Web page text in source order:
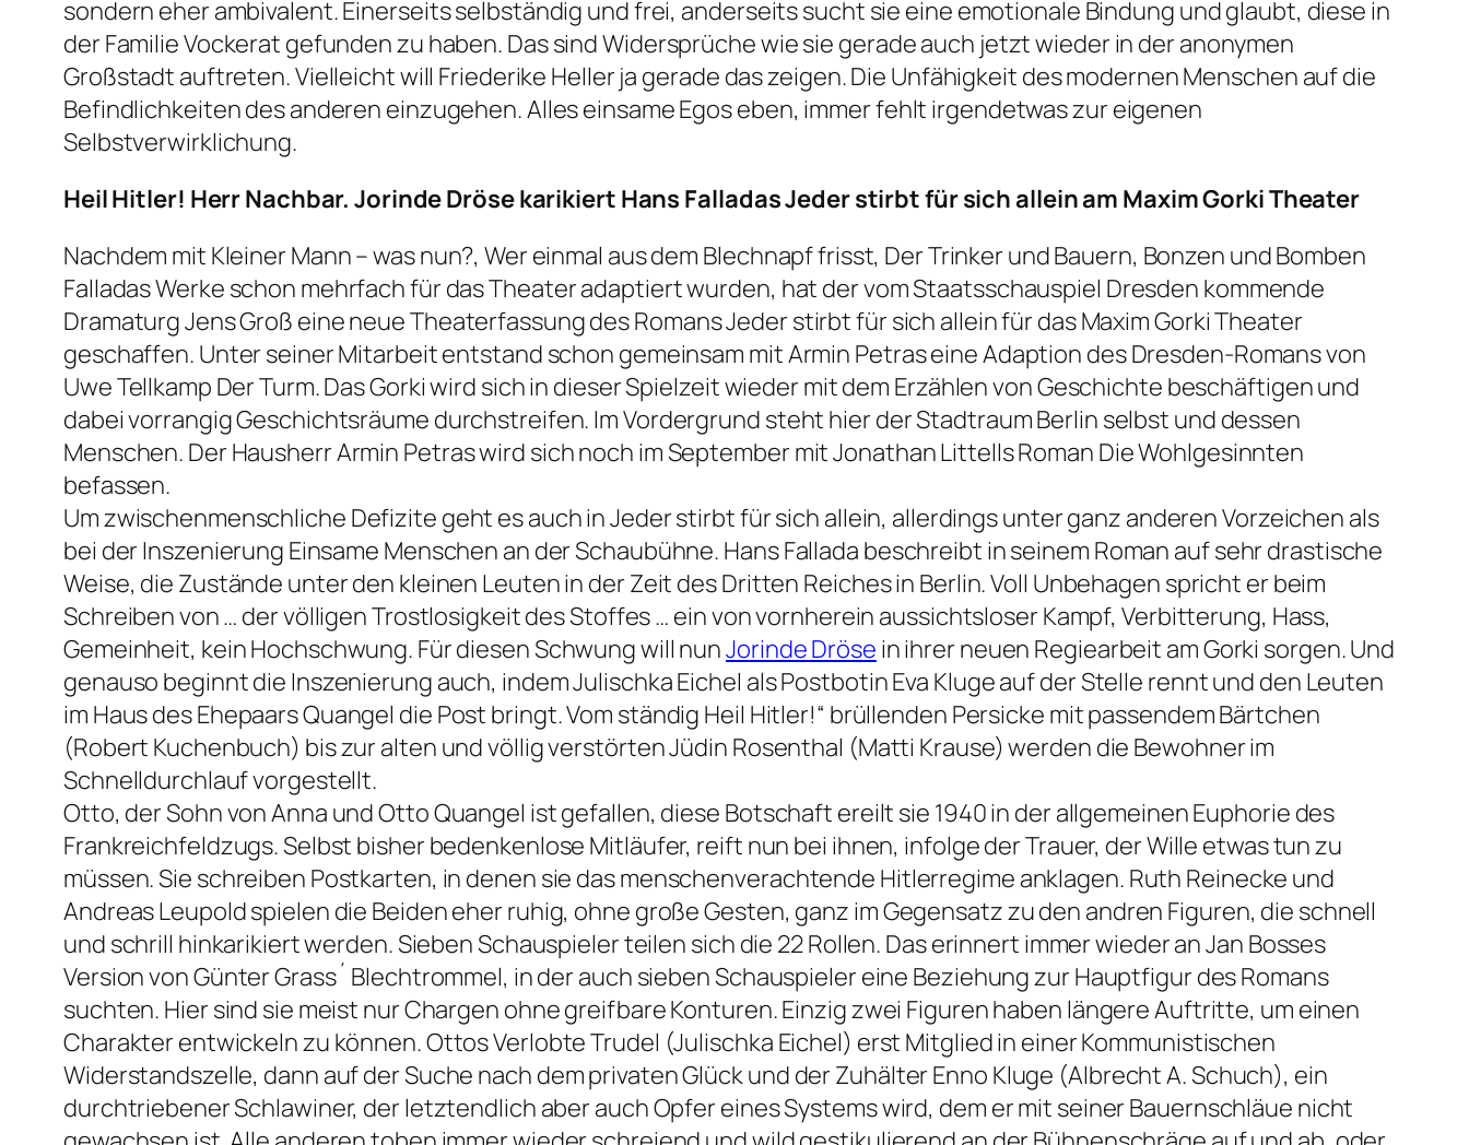
sondern eher ambivalent. Einerseits selbständig und frei, anderseits sucht sie eine emotionale Bindung und glaubt, diese in
der Familie Vockerat gefunden zu haben. Das sind Widersprüche wie sie gerade auch jetzt wieder in der anonymen
Großstadt auftreten. Vielleicht will Friederike Heller ja gerade das zeigen. Die Unfähigkeit des modernen Menschen auf die
Befindlichkeiten des anderen einzugehen. Alles einsame Egos eben, immer fehlt irgendetwas zur eigenen
Selbstverwirklichung.
Heil Hitler! Herr Nachbar. Jorinde Dröse karikiert Hans Falladas Jeder stirbt für sich allein am Maxim Gorki Theater
Nachdem mit Kleiner Mann – was nun?, Wer einmal aus dem Blechnapf frisst, Der Trinker und Bauern, Bonzen und Bomben
Falladas Werke schon mehrfach für das Theater adaptiert wurden, hat der vom Staatsschauspiel Dresden kommende
Dramaturg Jens Groß eine neue Theaterfassung des Romans Jeder stirbt für sich allein für das Maxim Gorki Theater
geschaffen. Unter seiner Mitarbeit entstand schon gemeinsam mit Armin Petras eine Adaption des Dresden-Romans von
Uwe Tellkamp Der Turm. Das Gorki wird sich in dieser Spielzeit wieder mit dem Erzählen von Geschichte beschäftigen und
dabei vorrangig Geschichtsräume durchstreifen. Im Vordergrund steht hier der Stadtraum Berlin selbst und dessen
Menschen. Der Hausherr Armin Petras wird sich noch im September mit Jonathan Littells Roman Die Wohlgesinnten
befassen.
Um zwischenmenschliche Defizite geht es auch in Jeder stirbt für sich allein, allerdings unter ganz anderen Vorzeichen als
bei der Inszenierung Einsame Menschen an der Schaubühne. Hans Fallada beschreibt in seinem Roman auf sehr drastische
Weise, die Zustände unter den kleinen Leuten in der Zeit des Dritten Reiches in Berlin. Voll Unbehagen spricht er beim
Schreiben von … der völligen Trostlosigkeit des Stoffes … ein von vornherein aussichtsloser Kampf, Verbitterung, Hass,
Gemeinheit, kein Hochschwung. Für diesen Schwung will nunJorinde Dröse in ihrer neuen Regiearbeit am Gorki sorgen. Und
genauso beginnt die Inszenierung auch, indem Julischka Eichel als Postbotin Eva Kluge auf der Stelle rennt und den Leuten
im Haus des Ehepaars Quangel die Post bringt. Vom ständig Heil Hitler!“ brüllenden Persicke mit passendem Bärtchen
(Robert Kuchenbuch) bis zur alten und völlig verstörten Jüdin Rosenthal (Matti Krause) werden die Bewohner im
Schnelldurchlauf vorgestellt.
Otto, der Sohn von Anna und Otto Quangel ist gefallen, diese Botschaft ereilt sie 1940 in der allgemeinen Euphorie des
Frankreichfeldzugs. Selbst bisher bedenkenlose Mitläufer, reift nun bei ihnen, infolge der Trauer, der Wille etwas tun zu
müssen. Sie schreiben Postkarten, in denen sie das menschenverachtende Hitlerregime anklagen. Ruth Reinecke und
Andreas Leupold spielen die Beiden eher ruhig, ohne große Gesten, ganz im Gegensatz zu den andren Figuren, die schnell
und schrill hinkarikiert werden. Sieben Schauspieler teilen sich die 22 Rollen. Das erinnert immer wieder an Jan Bosses
Version von Günter Grass´ Blechtrommel, in der auch sieben Schauspieler eine Beziehung zur Hauptfigur des Romans
suchten. Hier sind sie meist nur Chargen ohne greifbare Konturen. Einzig zwei Figuren haben längere Auftritte, um einen
Charakter entwickeln zu können. Ottos Verlobte Trudel (Julischka Eichel) erst Mitglied in einer Kommunistischen
Widerstandszelle, dann auf der Suche nach dem privaten Glück und der Zuhälter Enno Kluge (Albrecht A. Schuch), ein
durchtriebener Schlawiner, der letztendlich aber auch Opfer eines Systems wird, dem er mit seiner Bauernschläue nicht